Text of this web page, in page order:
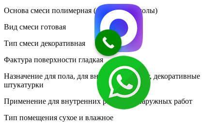
Основа смеси полимерная (акриловые смолы)
Вид смеси готовая
Тип смеси декоративная
Фактура поверхности гладкая
Назначение для пола, для внутренних работ, декоративные
штукатурки
Применение для внутренних работ, для наружных работ
Тип помещения сухое и влажное